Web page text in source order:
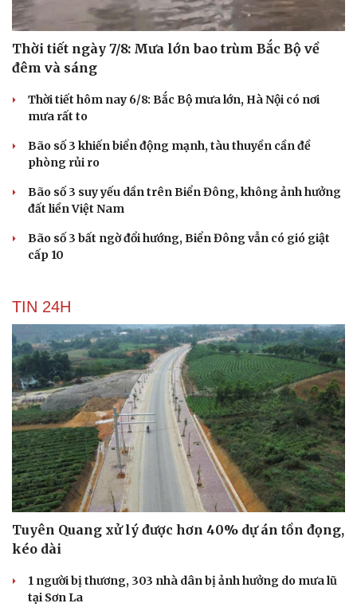
Thời tiết ngày 7/8: Mưa lớn bao trùm Bắc Bộ về
đêm và sáng
Thời tiết hôm nay 6/8: Bắc Bộ mưa lớn, Hà Nội có nơi
mưa rất to
Bão số 3 khiến biển động mạnh, tàu thuyền cần đề
phòng rủi ro
Bão số 3 suy yếu dần trên Biển Đông, không ảnh hưởng
đất liền Việt Nam
Bão số 3 bất ngờ đổi hướng, Biển Đông vẫn có gió giật
cấp 10
TIN 24H
Tuyên Quang xử lý được hơn 40% dự án tồn đọng,
kéo dài
1 người bị thương, 303 nhà dân bị ảnh hưởng do mưa lũ
tại Sơn La